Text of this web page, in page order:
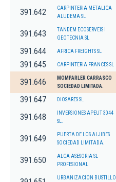
391.642
CARPINTERIA METALICA
ALUDEMA SL
391.643
TANDEM ECOSERVEIS I
GEOTECNIA SL
391.644 AFRICA FREIGHTS SL
391.645 CARPINTERIA FRANCES SL
391.646
MOMPARLER CARRASCO
SOCIEDAD LIMITADA.
391.647 DIOSARES SL
391.648
INVERSIONES APEUT 3044
SL.
391.649
PUERTA DE LOS ALJIBES
SOCIEDAD LIMITADA.
391.650
ALCA ASESORIA SL
PROFESIONAL
URBANIZACION BUSTILLO